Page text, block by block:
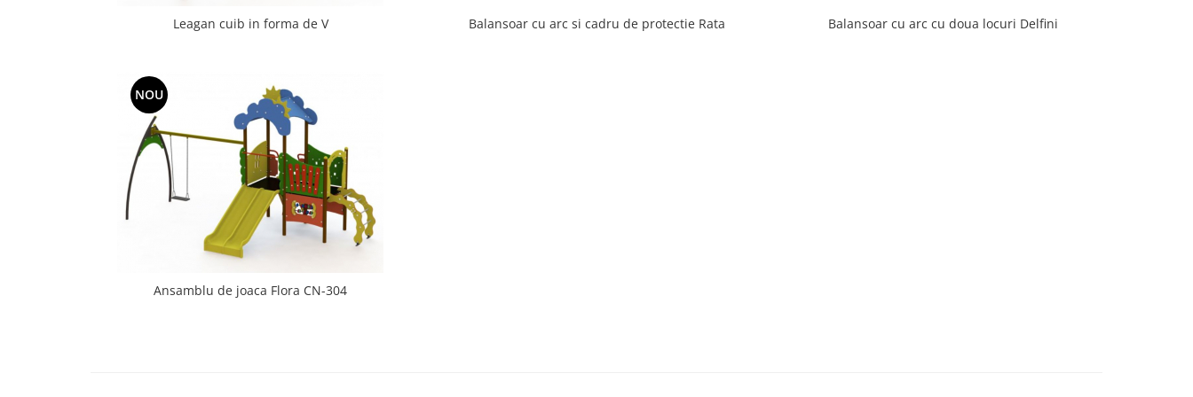
Leagan cuib in forma de V Balansoar cu arc si cadru de protectie Rata Balansoar cu arc cu doua locuri Delfini
NOU
Ansamblu de joaca Flora CN-304